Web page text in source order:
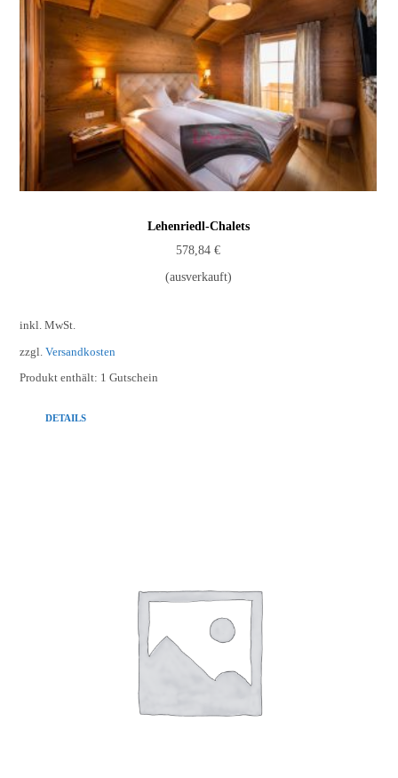
Lehenriedl-Chalets
578,84€
(ausverkauft)
inkl. MwSt.
zzgl.Versandkosten
Produkt enthält: 1Gutschein
DETAILS